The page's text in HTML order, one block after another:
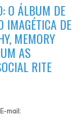
O ÁLBUM DE
IMAGÉTICA DE
MEMORY
AS
RITE
E-mail: